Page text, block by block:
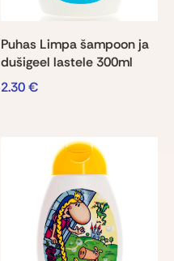
Puhas Limpa šampoon ja
dušigeel lastele 300ml
2.30€